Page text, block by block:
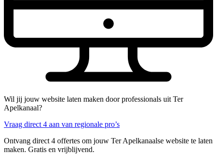
Wil jij jouw website laten maken door professionals uit Ter
Apelkanaal?
Vraag direct 4 aan van regionale pro’s
Ontvang direct 4 offertes om jouw Ter Apelkanaalse website te laten
maken. Gratis en vrijblijvend.